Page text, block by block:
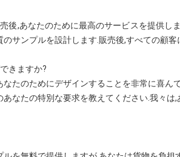
後,あなたのために最高のサービスを提供し
サンプルを設計します.販売後,すべての顧客
きますか?
たのためにデザインすることを非常に喜ん
なたの特別な要求を教えてください.我々は